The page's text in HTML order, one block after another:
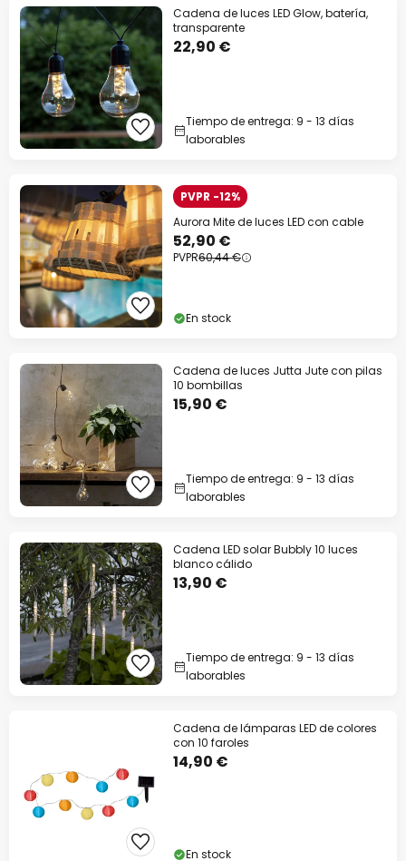
Cadena de luces LED Glow, batería,
transparente
22,90 €
Tiempo de entrega: 9 - 13 días
laborables
PVPR -12%
Aurora Mite de luces LED con cable
52,90 €
PVPR60,44 €
En stock
Cadena de luces Jutta Jute con pilas
10 bombillas
15,90 €
Tiempo de entrega: 9 - 13 días
laborables
Cadena LED solar Bubbly 10 luces
blanco cálido
13,90 €
Tiempo de entrega: 9 - 13 días
laborables
Cadena de lámparas LED de colores
con 10 faroles
14,90 €
En stock